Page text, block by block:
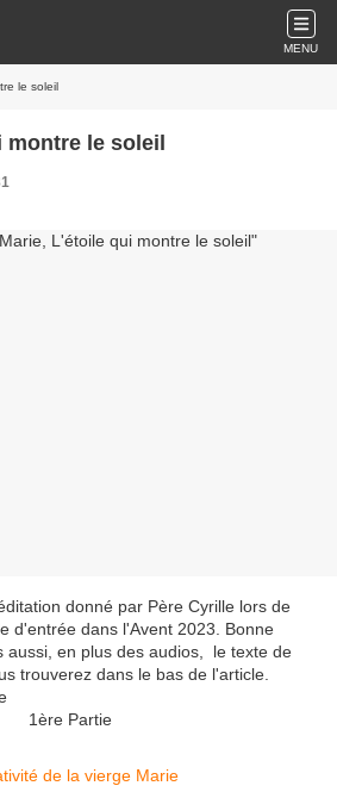
MENU
le soleil
le soleil
donné par Père Cyrille lors de
d'entrée dans l'Avent 2023. Bonne
aussi, en plus des audios, le texte de
trouverez dans le bas de l'article.
1ère Partie